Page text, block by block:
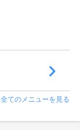
全てのメニューを見る